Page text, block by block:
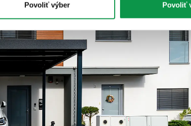
Povoliť výber Povoliť